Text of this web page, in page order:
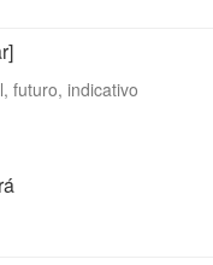
futuro, indicativo